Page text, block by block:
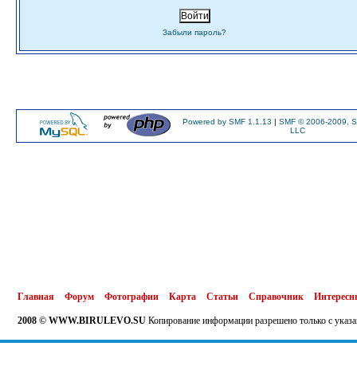
Забыли пароль?
Powered by SMF 1.1.13 | SMF © 2006-2009,
LLC
Главная Форум Фотографии Карта Статьи Справочник
2008 © WWW.BIRULEVO.SU Копирование информации разрешено только с